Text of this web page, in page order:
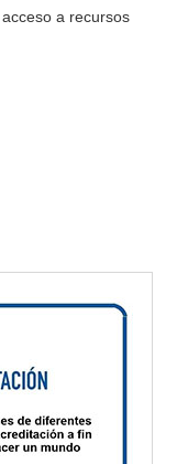
a recursos